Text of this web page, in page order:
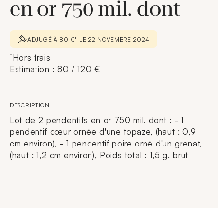
en or 750 mil. dont
ADJUGÉ À 80 €* LE 22 NOVEMBRE 2024
*Hors frais
Estimation : 80 / 120 €
DESCRIPTION
Lot de 2 pendentifs en or 750 mil. dont : - 1
pendentif cœur ornée d'une topaze, (haut : 0,9
cm environ), - 1 pendentif poire orné d'un grenat,
(haut : 1,2 cm environ), Poids total : 1,5 g. brut